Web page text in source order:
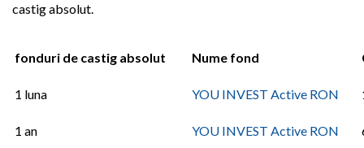
castig absolut.
fonduri de castig absolut Nume fond
1 luna YOU INVEST Active RON
1 an YOU INVEST Active RON